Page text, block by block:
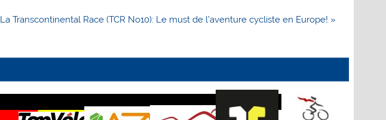
La Transcontinental Race (TCR No10): Le must de l’aventure cycliste en Europe! »